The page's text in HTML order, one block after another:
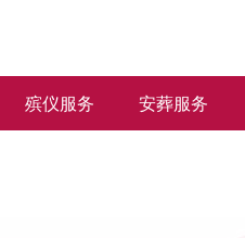
殡仪服务 安葬服务